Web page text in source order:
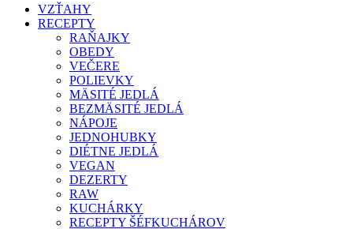
VZŤAHY
RECEPTY
RAŇAJKY
OBEDY
VEČERE
POLIEVKY
MÄSITÉ JEDLÁ
BEZMÄSITÉ JEDLÁ
NÁPOJE
JEDNOHUBKY
DIÉTNE JEDLÁ
VEGAN
DEZERTY
RAW
KUCHÁRKY
RECEPTY ŠÉFKUCHÁROV